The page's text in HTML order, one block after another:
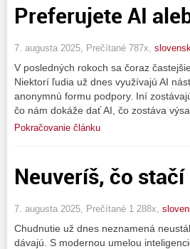
Preferujete AI
7. augusta 2025, Prečítané 787x,
V posledných rokoch sa čoraz
Niektorí ľudia už dnes využívajú AI
anonymnú formu podpory. Iní
čo nám dokáže dať AI, čo zostáva
Pokračovanie článku
Neuveríš, čo
7. augusta 2025, Prečítané 1 288x,
Chudnutie už dnes neznamená
dávajú. S modernou umelou